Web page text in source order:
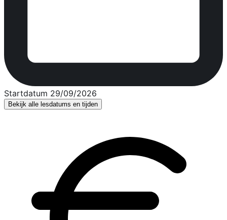
Startdatum 29/09/2026
Bekijk alle lesdatums en tijden